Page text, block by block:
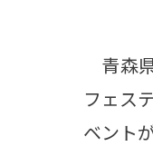
青森
フェス
ベント